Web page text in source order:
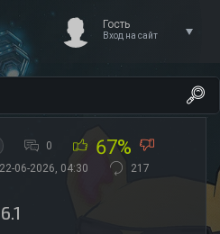
Гость
Вход на сайт
0 67%
22-06-2026, 04:30 217